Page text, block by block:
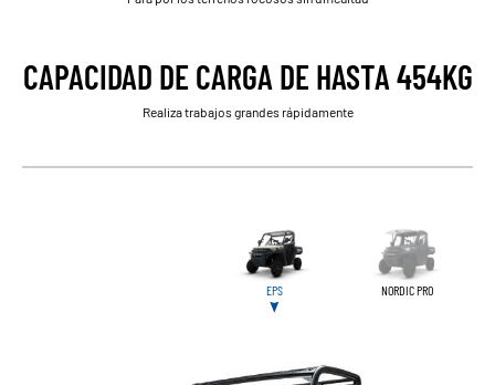
CAPACIDAD DE CARGA DE HASTA 454KG
Realiza trabajos grandes rápidamente
EPS NORDIC PRO